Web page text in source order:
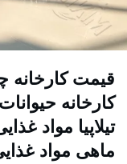
قیمت کارخانه
کارخانه
ماهی مواد